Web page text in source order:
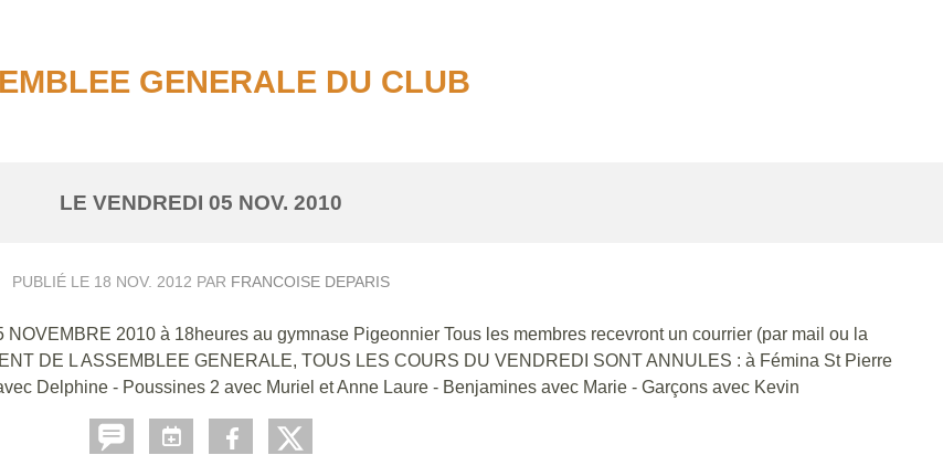
GENERALE DU CLUB
LE VENDREDI 05 NOV. 2010
PUBLIÉ LE 18 NOV. 2012 PAR FRANCOISE DEPARIS
2010 à 18heures au gymnase Pigeonnier Tous les membres recevront un courrier (par mail ou la
DE L ASSEMBLEE GENERALE, TOUS LES COURS DU VENDREDI SONT ANNULES : à Fémina St Pierre
Delphine - Poussines 2 avec Muriel et Anne Laure - Benjamines avec Marie - Garçons avec Kevin